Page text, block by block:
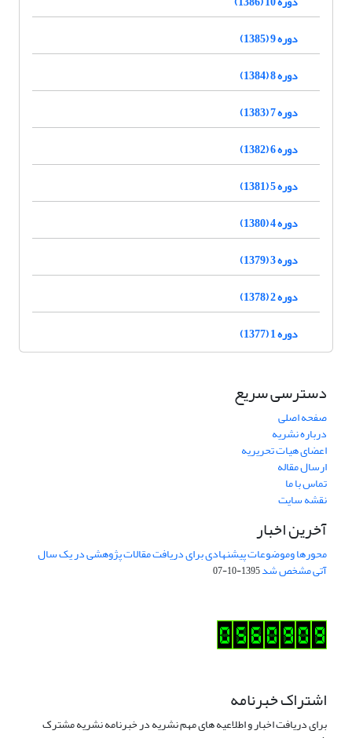
دوره 9 (1385)
دوره 8 (1384)
دوره 7 (1383)
دوره 6 (1382)
دوره 5 (1381)
دوره 4 (1380)
دوره 3 (1379)
دوره 2 (1378)
دوره 1 (1377)
دسترسی سریع
صفحه اصلی
درباره نشریه
اعضای هیات تحریریه
ارسال مقاله
تماس با ما
نقشه سایت
آخرین اخبار
محورها وموضوعات پیشنهادی برای دریافت مقالات پژوهشی در یک سال
آتی مشخص شد1395-10-07
اشتراک خبرنامه
برای دریافت اخبار و اطلاعیه های مهم نشریه در خبرنامه نشریه مشترک